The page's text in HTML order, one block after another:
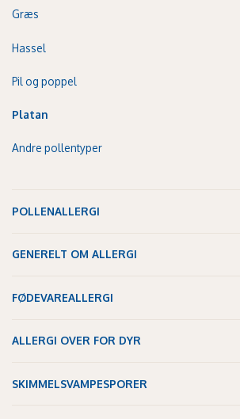
Græs
Hassel
Pil og poppel
Platan
Andre pollentyper
POLLENALLERGI
GENERELT OM ALLERGI
FØDEVAREALLERGI
ALLERGI OVER FOR DYR
SKIMMELSVAMPESPORER